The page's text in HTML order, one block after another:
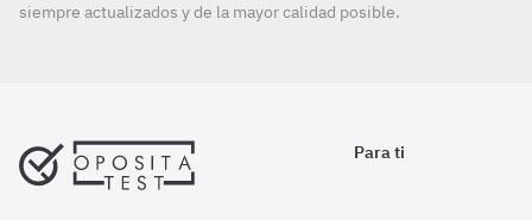
siempre actualizados y de la mayor calidad posible.
Para ti